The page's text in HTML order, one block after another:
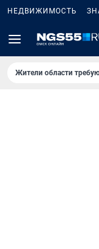
НЕДВИЖИМОСТЬ
Жители области